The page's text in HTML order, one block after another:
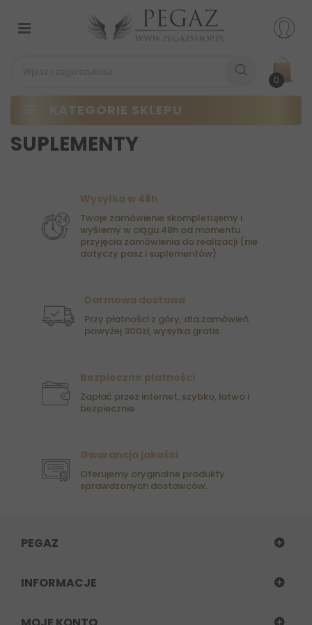
0
KATEGORIE SKLEPU
Przełącz
nawigacji
SUPLEMENTY
Wysyłka w 48h
Twoje zamówienie skompletujemy i
wyślemy w ciągu 48h od momentu
przyjęcia zamówienia do realizacji (nie
dotyczy pasz i suplementów)
Darmowa dostawa
Przy płatności z góry, dla zamówień
powyżej 300zł, wysyłka gratis
Bezpieczne płatności
Zapłać przez internet, szybko, łatwo i
bezpiecznie
Gwarancja jakości
Oferujemy oryginalne produkty
sprawdzonych dostawców.
PEGAZ
INFORMACJE